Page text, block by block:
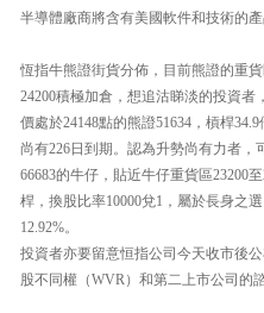
半導體廠商將含有美國軟件和技術的產
恆指牛熊證街貨分佈，目前熊證的重
24200積極加倉，想追沽睇淡的投資
價處於24148點的熊證51634，槓桿
尚有226日到期。認為升勢尚有力者
66683的牛仔，貼近牛仔重貨區23200
桿，換股比率10000兌1，屬於長身之
12.92%。
投資者亦要留意恒指公司今天收市後
股不同權（WVR）和第二上市公司的